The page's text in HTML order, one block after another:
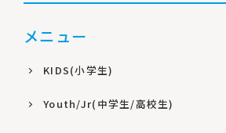
メニュー
KIDS(小学生)
Youth/Jr(中学生/高校生)